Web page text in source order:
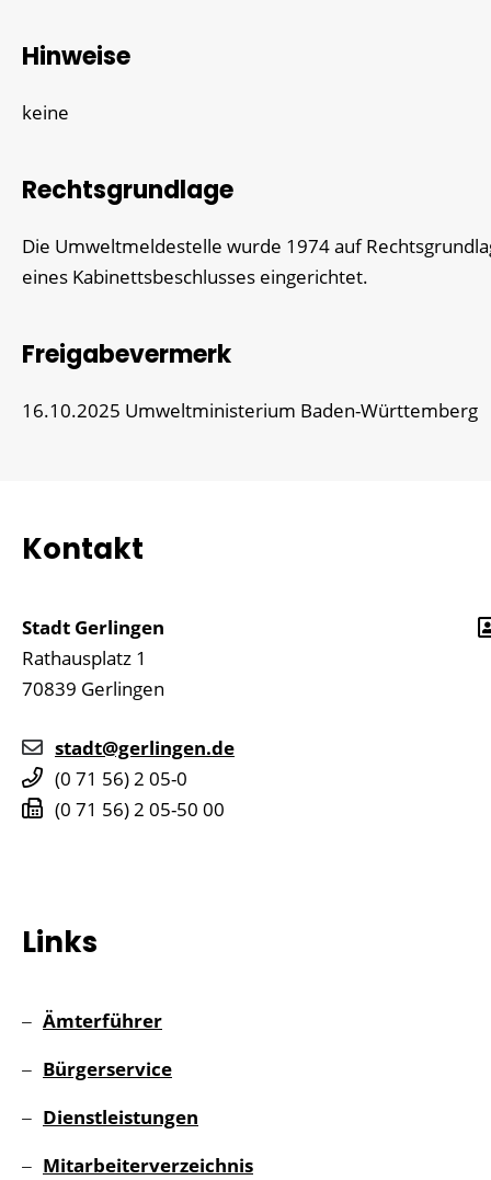
Hinweise
keine
Rechtsgrundlage
Die Umweltmeldestelle wurde 1974 auf
eines Kabinettsbeschlusses eingerichtet.
Freigabevermerk
16.10.2025 Umweltministerium Baden-Württemberg
Kontakt
Stadt Gerlingen
Rathausplatz 1
70839 Gerlingen
stadt@gerlingen.de
(0 71 56) 2 05-0
(0 71 56) 2 05-50 00
Links
Ämterführer
Bürgerservice
Dienstleistungen
Mitarbeiterverzeichnis